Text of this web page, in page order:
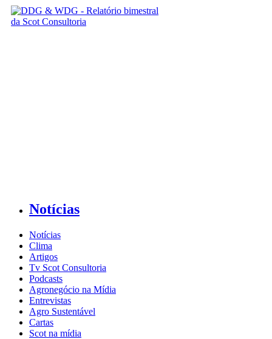
Notícias
Notícias
Clima
Artigos
Tv Scot Consultoria
Podcasts
Agronegócio na Mídia
Entrevistas
Agro Sustentável
Cartas
Scot na mídia